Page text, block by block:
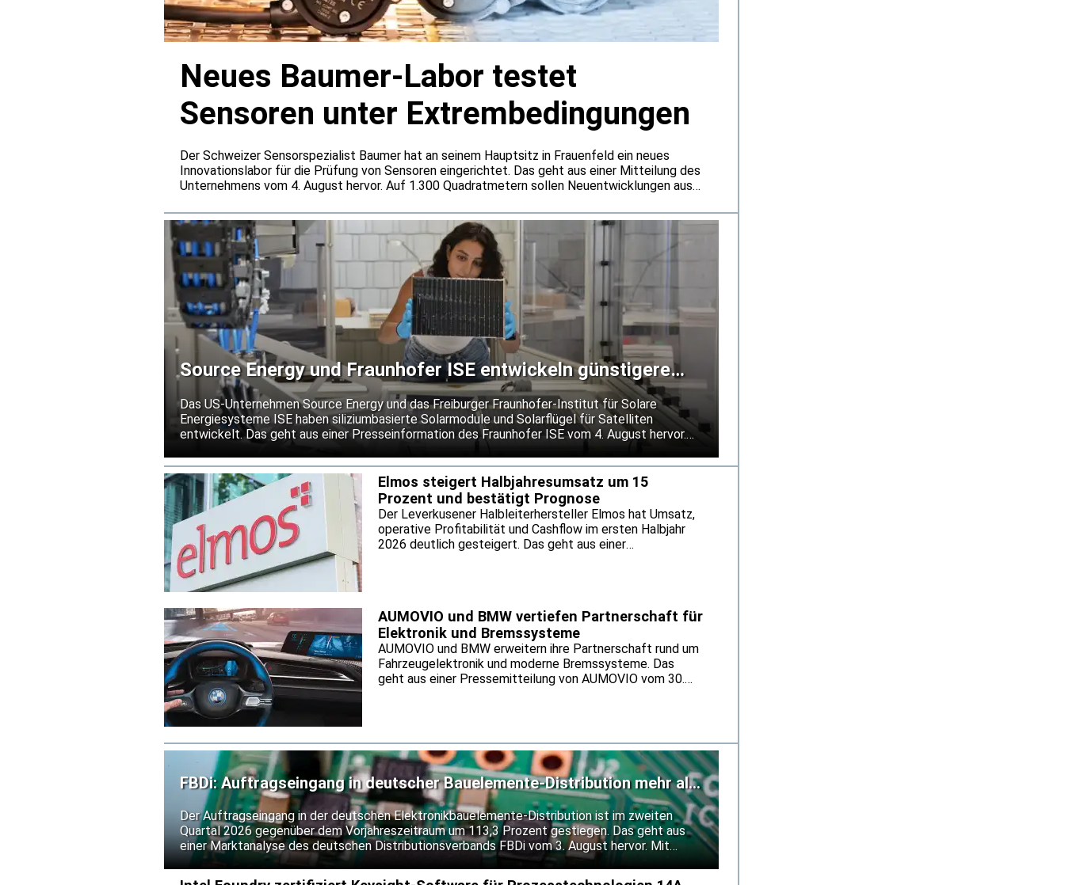
Neues Baumer-Labor testet
Sensoren unter Extrembedingungen
Der Schweizer Sensorspezialist Baumer hat an seinem Hauptsitz in Frauenfeld ein neues
Innovationslabor für die Prüfung von Sensoren eingerichtet. Das geht aus einer Mitteilung des
Unternehmens vom 4. August hervor. Auf 1.300 Quadratmetern sollen Neuentwicklungen aus
Belastungen simulieren, die über gängige Normanforderungen hinausgehen.
Source Energy und Fraunhofer ISE entwickeln günstigere
Silizium-Solarmodule für Satelliten
Das US-Unternehmen Source Energy und das Freiburger Fraunhofer-Institut für Solare
Energiesysteme ISE haben siliziumbasierte Solarmodule und Solarflügel für Satelliten
entwickelt. Das geht aus einer Presseinformation des Fraunhofer ISE vom 4. August hervor.
Die Partner wollen damit eine kostengünstigere Alternative zu den bislang vorherrschenden
III-V-Solarzellen schaffen. Das Moduldesign soll Schäden durch kleine Objekte lokal
begrenzen und einen zuverlässigen Betrieb bei extremen Temperaturwechseln im Weltraum
ermöglichen.
Elmos steigert Halbjahresumsatz um 15
Prozent und bestätigt Prognose
Der Leverkusener Halbleiterhersteller Elmos hat Umsatz,
operative Profitabilität und Cashflow im ersten Halbjahr
2026 deutlich gesteigert. Das geht aus einer
Gesamtjahr hält Elmos an seiner bisherigen Prognose fest.
AUMOVIO und BMW vertiefen Partnerschaft für
Elektronik und Bremssysteme
AUMOVIO und BMW erweitern ihre Partnerschaft rund um
Fahrzeugelektronik und moderne Bremssysteme. Das
geht aus einer Pressemitteilung von AUMOVIO vom 30.
Bremssystems MK C2 setzen sie bis Mitte der 2030er
Jahre fort.
FBDi: Auftragseingang in deutscher Bauelemente-Distribution mehr als
verdoppelt
Der Auftragseingang in der deutschen Elektronikbauelemente-Distribution ist im zweiten
Quartal 2026 gegenüber dem Vorjahreszeitraum um 113,3 Prozent gestiegen. Das geht aus
einer Marktanalyse des deutschen Distributionsverbands FBDi vom 3. August hervor. Mit
einem Umsatzplus von 25,5 Prozent auf 1,0 Milliarden Euro blieb die Umsatzentwicklung
deutlich hinter der Bestelldynamik zurück. Der FBDi führt die außergewöhnlich hohen Bookings